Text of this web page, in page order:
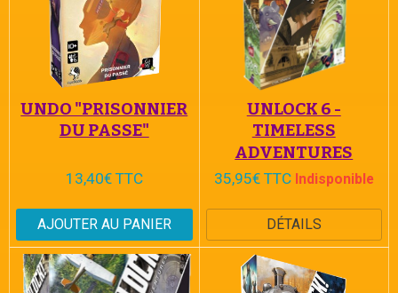
UNDO "PRISONNIER
DU PASSE"
13,40€ TTC
AJOUTER AU PANIER
UNLOCK 6 -
TIMELESS
ADVENTURES
35,95€ TTC Indisponible
DÉTAILS